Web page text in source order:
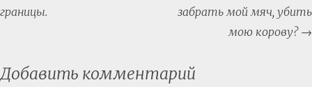
границы.
забрать мой мяч, убить
мою корову? →
Добавить комментарий